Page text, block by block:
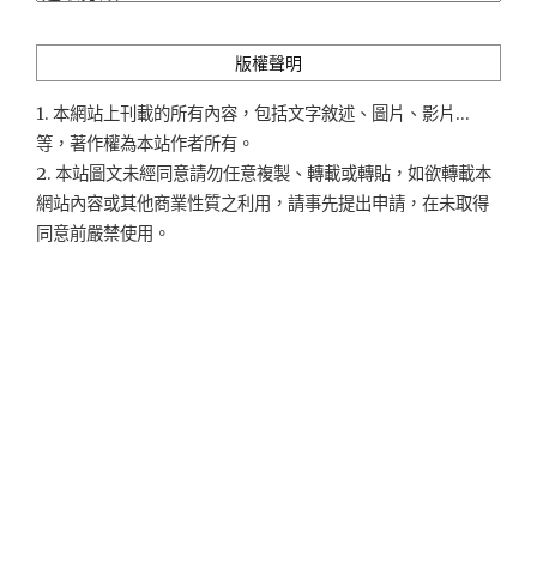
版權聲明
1. 本網站上刊載的所有內容，包括文字敘述、圖片、影片...
等，著作權為本站作者所有。
2. 本站圖文未經同意請勿任意複製、轉載或轉貼，如欲轉載本
網站內容或其他商業性質之利用，請事先提出申請，在未取得
同意前嚴禁使用。